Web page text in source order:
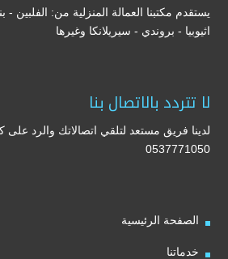
يستقدم مكتبنا العمالة المنزلية من: الفلبين -
اثيوبيا - بروندي - سيريلانكا وغيرها
لا تتردد بالاتصال بنا
لدينا فريق مستعد لتلقي اتصالاتك والرد على
0537771050
الصفحة الرئيسية
خدماتنا